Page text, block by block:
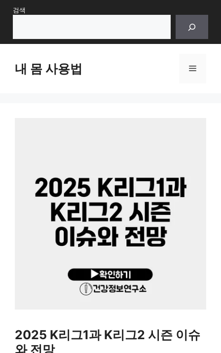
Skip검색
내 몸 사용법 Menu
2025 K리그1과 K리그2 시즌 이슈
와 전망